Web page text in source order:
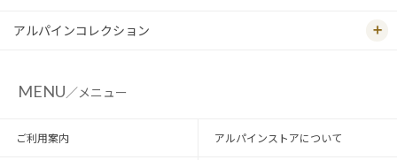
アルパインコレクション
MENU／メニュー
ご利用案内 アルパインストアについて